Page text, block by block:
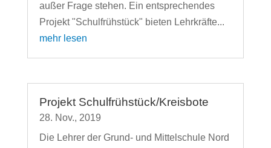
außer Frage stehen. Ein entsprechendes
Projekt "Schulfrühstück" bieten Lehrkräfte...
mehr lesen
Projekt Schulfrühstück/Kreisbote
28. Nov., 2019
Die Lehrer der Grund- und Mittelschule Nord